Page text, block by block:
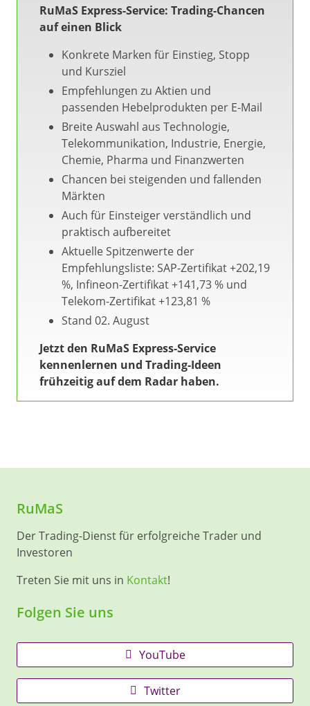
RuMaS Express-Service: Trading-Chancen
auf einen Blick
Konkrete Marken für Einstieg, Stopp
und Kursziel
Empfehlungen zu Aktien und
passenden Hebelprodukten per E-Mail
Breite Auswahl aus Technologie,
Telekommunikation, Industrie, Energie,
Chemie, Pharma und Finanzwerten
Chancen bei steigenden und fallenden
Märkten
Auch für Einsteiger verständlich und
praktisch aufbereitet
Aktuelle Spitzenwerte der
Empfehlungsliste: SAP-Zertifikat +202,19
%, Infineon-Zertifikat +141,73 % und
Telekom-Zertifikat +123,81 %
Stand 02. August
Jetzt den RuMaS Express-Service
kennenlernen und Trading-Ideen
frühzeitig auf dem Radar haben.
RuMaS
Der Trading-Dienst für erfolgreiche Trader und
Investoren
Treten Sie mit uns in Kontakt!
Folgen Sie uns
YouTube
Twitter